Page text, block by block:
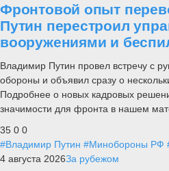
Фронтовой опыт
Путин перестроил
вооружениями и
Владимир Путин провел встречу с
обороны и объявил сразу о
Подробнее о новых кадровых
значимости для фронта в нашем
35 0 0
#Владимир Путин #Минобороны РФ
4 августа 2026За рубежом